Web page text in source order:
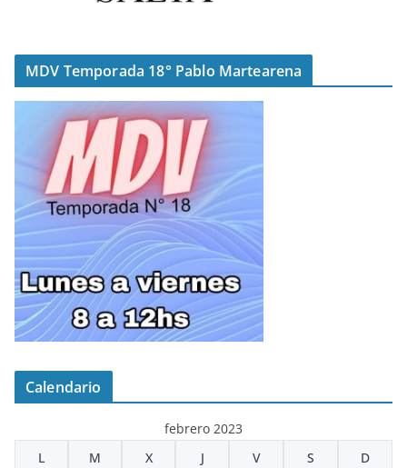
MDV Temporada 18° Pablo Martearena
Calendario
febrero 2023
L
M X J V S D